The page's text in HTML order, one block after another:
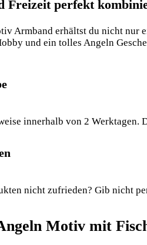
Freizeit perfekt
Armband erhältst du nicht nur
und ein tolles Angeln
innerhalb von 2 Werktagen.
nicht zufrieden? Gib nicht
Motiv mit